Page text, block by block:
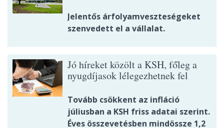
Jelentős árfolyamveszteségeket
szenvedett el a vállalat.
Jó híreket közölt a KSH, főleg a
nyugdíjasok lélegezhetnek fel
Tovább csökkent az infláció
júliusban a KSH friss adatai szerint.
Éves összevetésben mindössze 1,2